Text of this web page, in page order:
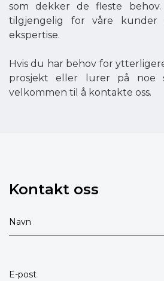
som dekker de fleste
tilgjengelig for våre
ekspertise.
Hvis du har behov for
prosjekt eller lurer på noe
velkommen til å kontakte oss.
Kontakt oss